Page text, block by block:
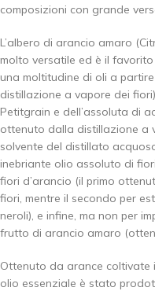
composizioni con grande
L’albero di arancio amaro
molto versatile ed è il
una moltitudine di oli a
distillazione a vapore dei
Petitgrain e dell’assoluta di
ottenuto dalla distillazione a
solvente del distillato
inebriante olio assoluto di
fiori d’arancio (il primo
fiori, mentre il secondo per
neroli), e infine, ma non per
frutto di arancio amaro
Ottenuto da arance coltivate
olio essenziale è stato